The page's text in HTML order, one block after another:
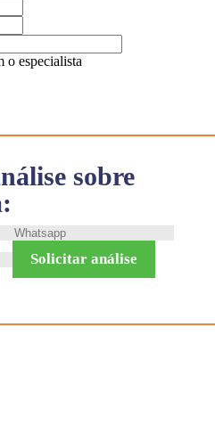
sobre
Solicitar análise
o especialista